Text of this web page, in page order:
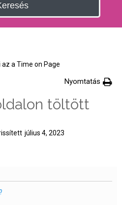
az a Time on Page
Nyomtatás
töltött
július 4, 2023